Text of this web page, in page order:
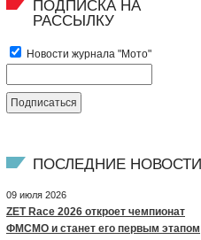
ПОДПИСКА НА
РАССЫЛКУ
Новости журнала "Мото"
ПОСЛЕДНИЕ НОВОСТИ
09 июля 2026
ZET Race 2026 откроет чемпионат
ФМСМО и станет его первым этапом